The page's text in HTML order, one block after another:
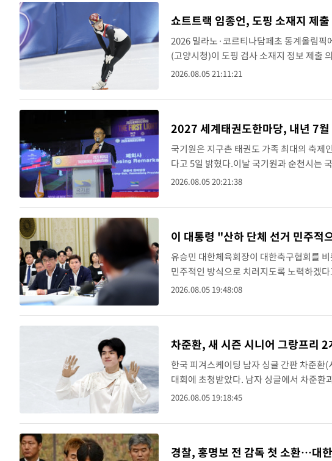
쇼트트랙 임종언, 도핑 소재지 제
2026 밀라노·코르티나담페초 동계올림픽
(고양시청)이 도핑 검사 소재지 정보 제출
기연맹과 임종언의 매니지먼트사인 700
2026.08.05 21:11:21
2027 세계태권도한마당, 내년 7월
국기원은 지구촌 태권도 가족 최대의 축제
다고 5일 밝혔다.이날 국기원과 순천시는
협력을 위한 업무 협약을 체결했고, 내년 7
2026.08.05 20:21:38
이 대통령 "산하 단체 선거 민주
유승민 대한체육회장이 대한축구협회를
민주적인 방식으로 치러지도록 노력하겠
광부 업무보고에서 산하 단체 회장 선거인
2026.08.05 19:48:08
차준환, 새 시즌 시니어 그랑프리
한국 피겨스케이팅 남자 싱글 간판 차준
대회에 초청받았다. 남자 싱글에서 차준
채연(경기도빙상경기연맹), 이해인(고려
2026.08.05 19:18:45
경찰, 홍명보 전 감독 첫 소환…대